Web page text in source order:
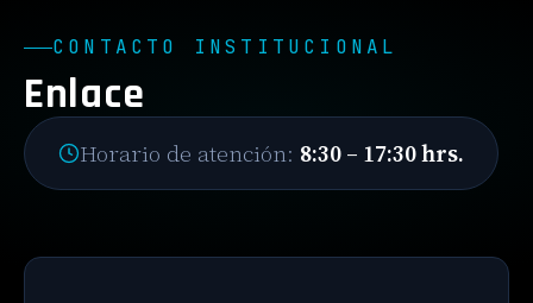
CONTACTO INSTITUCIONAL
Enlace
Horario de atención: 8:30 – 17:30 hrs.